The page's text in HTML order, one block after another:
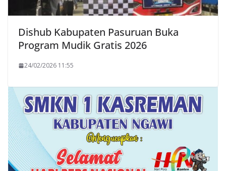
Dishub Kabupaten Pasuruan Buka
Program Mudik Gratis 2026
24/02/2026 11:55